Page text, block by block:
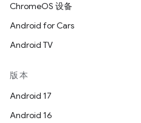
ChromeOS 设备
Android for Cars
Android TV
版本
Android 17
Android 16